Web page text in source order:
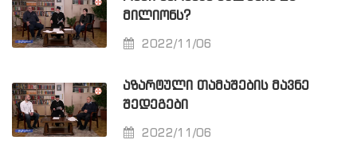
ᲛᲘᲚᲘᲝᲜᲡ?
2022/11/06
ᲐᲖᲐᲠᲢᲣᲚᲘ ᲗᲐᲛᲐᲨᲔᲑᲘᲡ ᲛᲐᲕᲜᲔ
ᲨᲔᲓᲔᲒᲔᲑᲘ
2022/11/06